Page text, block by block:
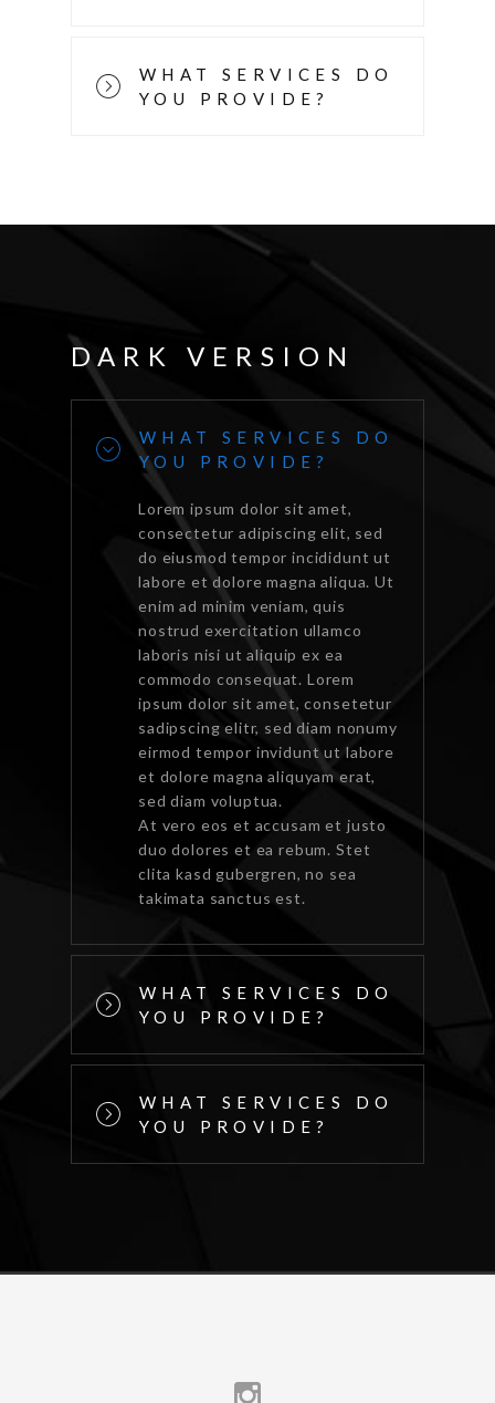
WHAT SERVICES DO
YOU PROVIDE?
DARK VERSION
WHAT SERVICES DO
YOU PROVIDE?
Lorem ipsum dolor sit amet,
consectetur adipiscing elit, sed
do eiusmod tempor incididunt ut
labore et dolore magna aliqua. Ut
enim ad minim veniam, quis
nostrud exercitation ullamco
laboris nisi ut aliquip ex ea
commodo consequat. Lorem
ipsum dolor sit amet, consetetur
sadipscing elitr, sed diam nonumy
eirmod tempor invidunt ut labore
et dolore magna aliquyam erat,
sed diam voluptua.
At vero eos et accusam et justo
duo dolores et ea rebum. Stet
clita kasd gubergren, no sea
takimata sanctus est.
WHAT SERVICES DO
YOU PROVIDE?
WHAT SERVICES DO
YOU PROVIDE?